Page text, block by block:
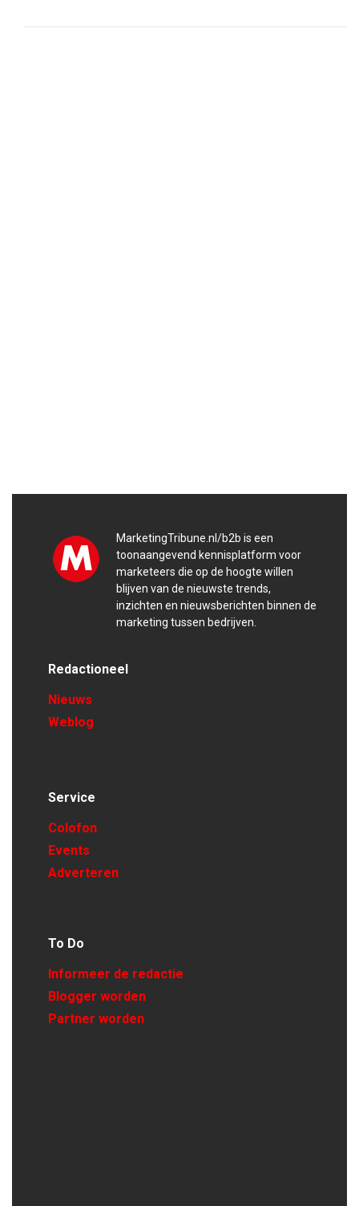
MarketingTribune.nl/b2b is een
toonaangevend kennisplatform voor
marketeers die op de hoogte willen
blijven van de nieuwste trends,
inzichten en nieuwsberichten binnen de
marketing tussen bedrijven.
Redactioneel
Nieuws
Weblog
Service
Colofon
Events
Adverteren
To Do
Informeer de redactie
Blogger worden
Partner worden